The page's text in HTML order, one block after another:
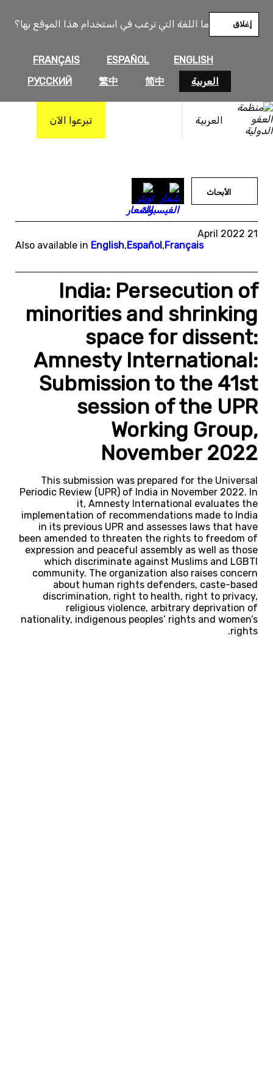
ما اللغة التي ترغب في استخدام هذا الموقع بها؟
ENGLISH
ESPAÑOL
FRANÇAIS
العربية
简中
繁中
РУССКИЙ
إغلاق
العربية تبرعوا الآن
المحتوى
الأبحاث
21 April 2022
Also available in English,Español,Français
India: Persecution of
minorities and shrinking
space for dissent:
Amnesty International:
Submission to the 41st
session of the UPR
Working Group,
November 2022
This submission was prepared for the Universal
Periodic Review (UPR) of India in November 2022. In
it, Amnesty International evaluates the
implementation of recommendations made to India
in its previous UPR and assesses laws that have
been amended to threaten the rights to freedom of
expression and peaceful assembly as well as those
which discriminate against Muslims and LGBTI
community. The organization also raises concern
about human rights defenders, caste-based
discrimination, right to health, right to privacy,
religious violence, arbitrary deprivation of
nationality, indigenous peoples’ rights and women’s
rights.